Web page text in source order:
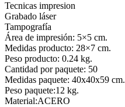
Tecnicas impresion
Grabado láser
Tampografía
Área de impresión: 5×5 cm.
Medidas producto: 28×7 cm.
Peso producto: 0.24 kg.
Cantidad por paquete: 50
Medidas paquete: 40x40x59 cm.
Peso paquete:12 kg.
Material:ACERO